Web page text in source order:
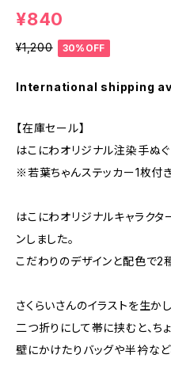
¥840
¥1,200 30%OFF
International shipping
【在庫セール】
はこにわオリジナル注染手ぬぐ
※若葉ちゃんステッカー1枚付
はこにわオリジナルキャラク
ンしました。
こだわりのデザインと配色で2
さくらいさんのイラストを生か
二つ折りにして帯に挟むと、ち
壁にかけたりバッグや半衿など